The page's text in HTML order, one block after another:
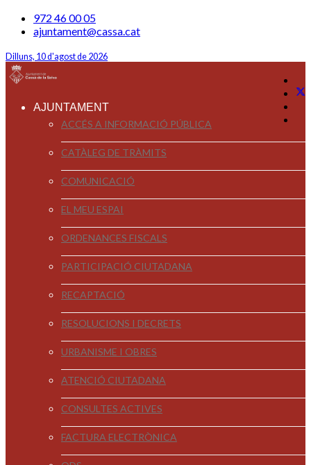
972 46 00 05
ajuntament@cassa.cat
Dilluns, 10 d'agost de 2026
AJUNTAMENT
ACCÉS A INFORMACIÓ PÚBLICA
CATÀLEG DE TRÀMITS
COMUNICACIÓ
EL MEU ESPAI
ORDENANCES FISCALS
PARTICIPACIÓ CIUTADANA
RECAPTACIÓ
RESOLUCIONS I DECRETS
URBANISME I OBRES
ATENCIÓ CIUTADANA
CONSULTES ACTIVES
FACTURA ELECTRÒNICA